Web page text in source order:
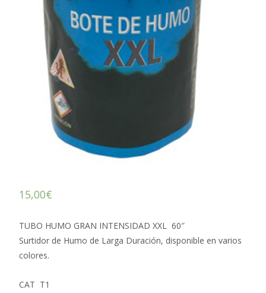
15,00€
TUBO HUMO GRAN INTENSIDAD XXL 60″
Surtidor de Humo de Larga Duración, disponible en varios
colores.
CAT T1